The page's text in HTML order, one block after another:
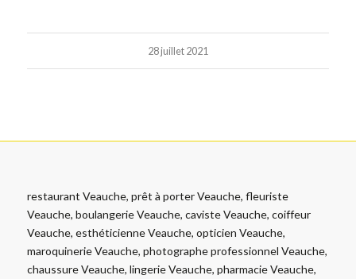
28 juillet 2021
restaurant Veauche, prêt à porter Veauche, fleuriste
Veauche, boulangerie Veauche, caviste Veauche, coiffeur
Veauche, esthéticienne Veauche, opticien Veauche,
maroquinerie Veauche, photographe professionnel Veauche,
chaussure Veauche, lingerie Veauche, pharmacie Veauche,